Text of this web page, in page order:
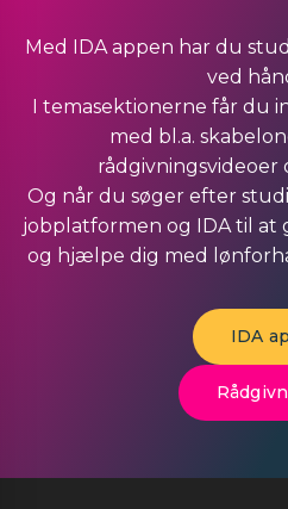
Med IDA appen har du
ved
I temasektionerne får du
med bl.a.
rådgivningsvideoer
Og når du søger efter
jobplatformen og IDA til at
og hjælpe dig med
IDA